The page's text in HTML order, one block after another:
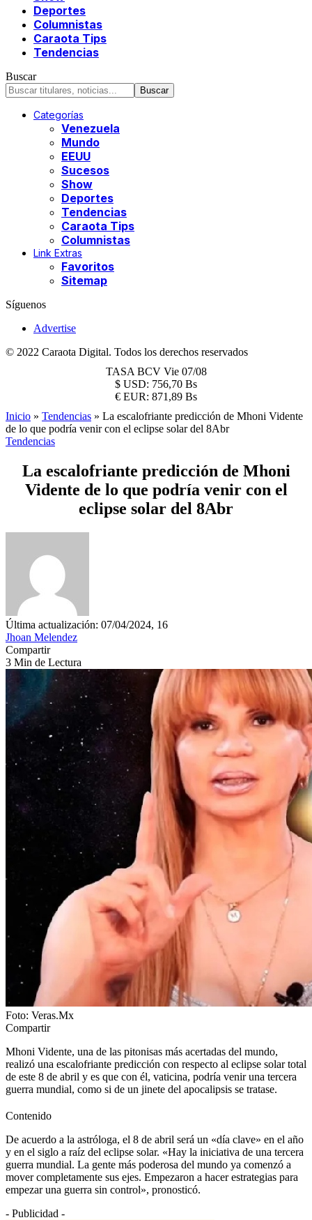
Deportes
Columnistas
Caraota Tips
Tendencias
Buscar
Categorías
Venezuela
Mundo
EEUU
Sucesos
Show
Deportes
Tendencias
Caraota Tips
Columnistas
Link Extras
Favoritos
Sitemap
Síguenos
Advertise
© 2022 Caraota Digital. Todos los derechos reservados
TASA BCV Vie 07/08
$ USD: 756,70 Bs
€ EUR: 871,89 Bs
Inicio » Tendencias » La escalofriante predicción de Mhoni Vidente
de lo que podría venir con el eclipse solar del 8Abr
Tendencias
La escalofriante predicción de Mhoni
Vidente de lo que podría venir con el
eclipse solar del 8Abr
Última actualización: 07/04/2024, 16
Jhoan Melendez
Compartir
3 Min de Lectura
Foto: Veras.Mx
Compartir
Mhoni Vidente, una de las pitonisas más acertadas del mundo,
realizó una escalofriante predicción con respecto al eclipse solar total
de este 8 de abril y es que con él, vaticina, podría venir una tercera
guerra mundial, como si de un jinete del apocalipsis se tratase.
Contenido
De acuerdo a la astróloga, el 8 de abril será un «día clave» en el año
y en el siglo a raíz del eclipse solar. «Hay la iniciativa de una tercera
guerra mundial. La gente más poderosa del mundo ya comenzó a
mover completamente sus ejes. Empezaron a hacer estrategias para
empezar una guerra sin control», pronosticó.
- Publicidad -